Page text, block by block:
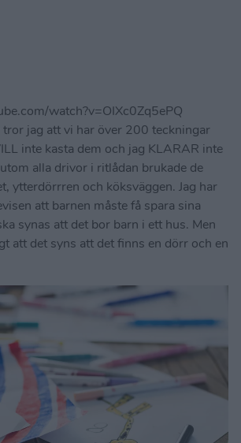
watch?v=OIXc0Zq5ePQ
tror jag att vi har över 200 teckningar
inte kasta dem och jag KLARAR inte
alla drivor i ritlådan brukade de
ytterdörrren och köksväggen. Jag har
att barnen måste få spara sina
synas att det bor barn i ett hus. Men
att det syns att det finns en dörr och en